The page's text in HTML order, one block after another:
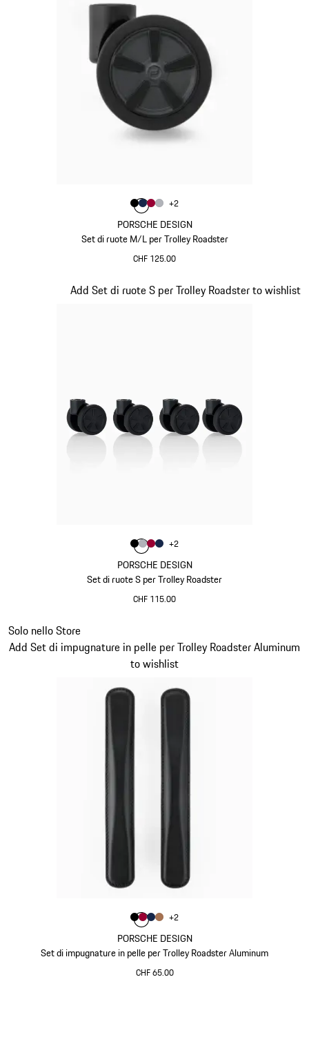
PORSCHE DESIGN
Set di ruote M/L per Trolley Roadster
CHF 125.00
Colore
ColoreNero
Colore Blu Scuro
Colore
Colore
+2
PORSCHE DESIGN
Set di ruote S per Trolley Roadster
CHF 115.00
Add Set di ruote S per Trolley Roadster to wishlist
Diapositiva 19 di 20
Colore
ColoreNero
Colore Argento
Colore
Colore
+2
PORSCHE DESIGN
Set di impugnature in pelle per Trolley Roadster Aluminum
CHF 65.00
Solo nello Store
Add Set di impugnature in pelle per Trolley Roadster Aluminum
to wishlist
Diapositiva 20 di 20
Colore
ColoreNero
Colore Rosso Carminio
Colore
Colore
+2